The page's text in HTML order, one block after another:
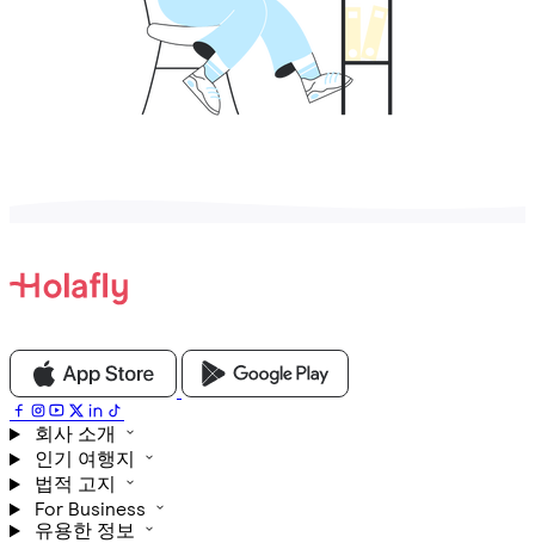
회사 소개
인기 여행지
법적 고지
For Business
유용한 정보